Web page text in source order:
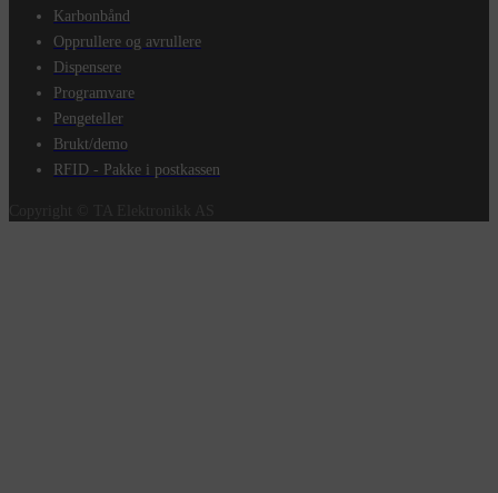
Karbonbånd
Opprullere og avrullere
Dispensere
Programvare
Pengeteller
Brukt/demo
RFID - Pakke i postkassen